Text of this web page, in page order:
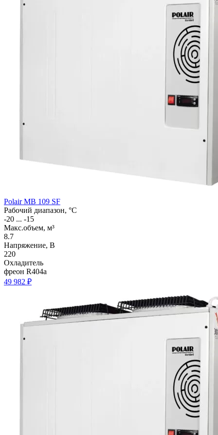
Polair MB 109 SF
Рабочий диапазон, °C
-20 ... -15
Макс.объем, м³
8.7
Напряжение, В
220
Охладитель
фреон R404a
49 982 ₽